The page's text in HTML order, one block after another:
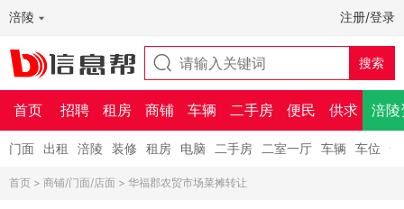
涪陵 注册/登录
首页 招聘 租房 商铺 车辆 二手房 便民 供求 涪陵
门面 出租 涪陵 装修 租房 电脑 二手房 二室一厅 车辆 车位
首页 > 商铺/门面/店面 > 华福郡农贸市场菜摊转让